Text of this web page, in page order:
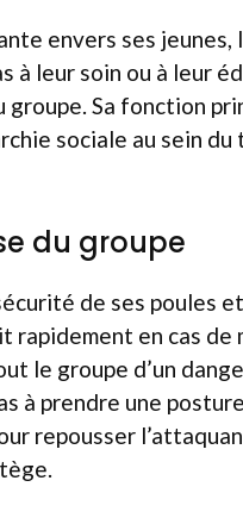
envers ses jeunes,
leur soin ou à leur
Sa fonction
sociale au sein du
du groupe
de ses poules
en cas de
le groupe d’un
à prendre une
repousser